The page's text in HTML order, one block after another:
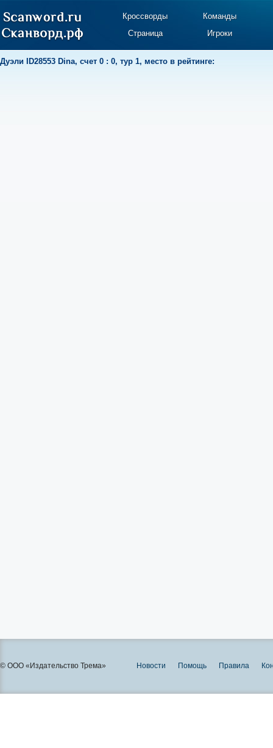
Кроссворды
Команды
Страница
Игроки
Дуэли ID28553 Dina, счет 0 : 0, тур 1, место в рейтинге:
© ООО «Издательство Трема» Новости Помощь Правила